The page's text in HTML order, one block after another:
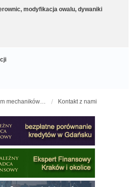
modyfikacja owalu, dywaniki
Kontakt z nami